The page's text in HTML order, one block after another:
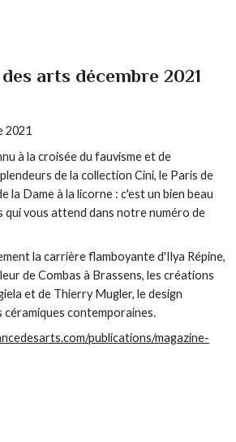
arts décembre 2021
à la croisée du fauvisme et de
de la collection Cini, le Paris de
la Dame à la licorne : c'est un bien beau
qui vous attend dans notre numéro de
la carrière flamboyante d'Ilya Répine,
de Combas à Brassens, les créations
et de Thierry Mugler, le design
contemporaines.
publications/magazine-